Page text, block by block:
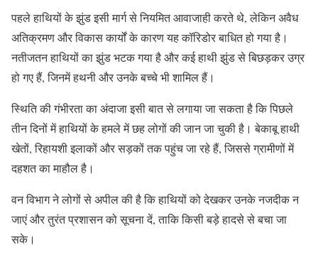
पहले हाथियों के झुंड इसी मार्ग से नियमित आवाजाही करते थे, लेकिन अवैध
अतिक्रमण और विकास कार्यों के कारण यह कॉरिडोर बाधित हो गया है।
नतीजतन हाथियों का झुंड भटक गया है और कई हाथी झुंड से बिछड़कर उग्र
हो गए हैं, जिनमें हथनी और उनके बच्चे भी शामिल हैं।
स्थिति की गंभीरता का अंदाजा इसी बात से लगाया जा सकता है कि पिछले
तीन दिनों में हाथियों के हमले में छह लोगों की जान जा चुकी है। बेकाबू हाथी
खेतों, रिहायशी इलाकों और सड़कों तक पहुंच जा रहे हैं, जिससे ग्रामीणों में
दहशत का माहौल है।
वन विभाग ने लोगों से अपील की है कि हाथियों को देखकर उनके नजदीक न
जाएं और तुरंत प्रशासन को सूचना दें, ताकि किसी बड़े हादसे से बचा जा
सके।